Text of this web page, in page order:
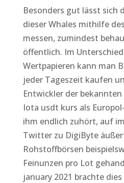
Besonders gut lässt sich
dieser Whales mithilfe
messen, zumindest
öffentlich. Im
Wertpapieren kann man
jeder Tageszeit kaufen
Entwickler der
Iota usdt kurs als
ihm endlich zuhört, auf
Twitter zu DigiByte
Rohstoffbörsen
Feinunzen pro Lot
january 2021 brachte